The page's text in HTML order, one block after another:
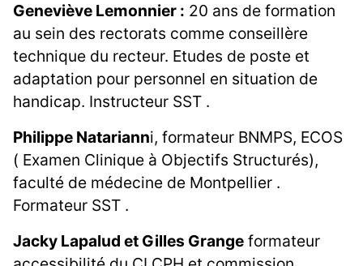
Geneviève Lemonnier : 20 ans de formation
au sein des rectorats comme conseillère
technique du recteur. Etudes de poste et
adaptation pour personnel en situation de
handicap. Instructeur SST .
Philippe Natarianni, formateur BNMPS, ECOS
( Examen Clinique à Objectifs Structurés),
faculté de médecine de Montpellier .
Formateur SST .
Jacky Lapalud et Gilles Grange formateur